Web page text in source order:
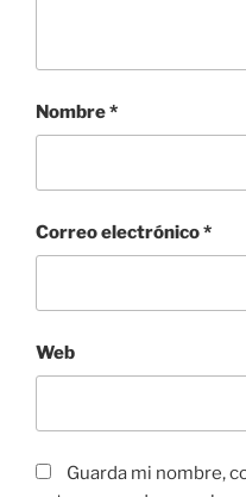
Nombre*
Correo electrónico*
Web
Guarda mi nombre,